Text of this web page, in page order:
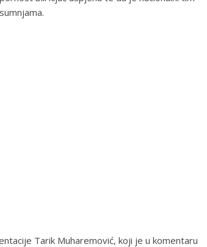
Tarik Muharemović, koji je u komentaru